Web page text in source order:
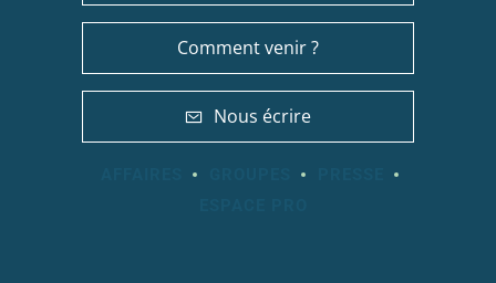
Comment venir ?
Nous écrire